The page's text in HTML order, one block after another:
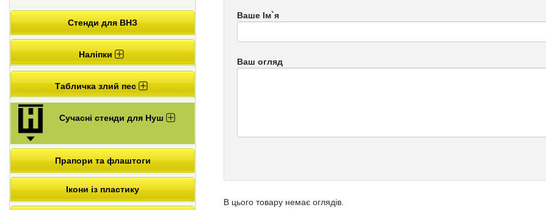
Стенди для ВНЗ
Наліпки
Табличка злий пес
Сучасні стенди для Нуш
Прапори та флаштоги
Ікони із пластику
Ваше Ім`я
Ваш огляд
В цього товару немає оглядів.